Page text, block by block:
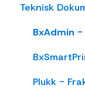
Visma Net
Xledger
Rackbeat
ERP
nShift
nShift/
nShift/
Salg
Varetelling
Vareplukk
General
Labels
Teknisk
BxAdmin -
Plukk -